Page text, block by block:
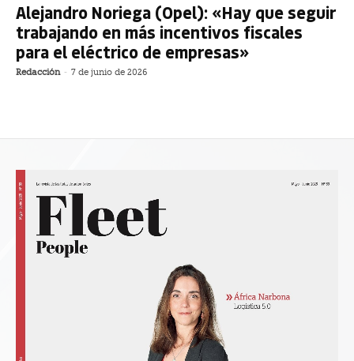
Alejandro Noriega (Opel): «Hay que seguir
trabajando en más incentivos fiscales
para el eléctrico de empresas»
Redacción - 7 de junio de 2026